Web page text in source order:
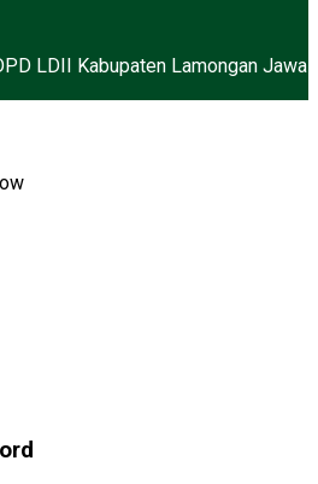
LDII Kabupaten Lamongan Jawa